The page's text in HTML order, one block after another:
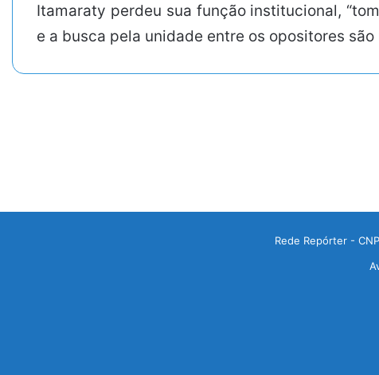
Itamaraty perdeu sua função institucional,
e a busca pela unidade entre os opositores
Rede Repórter -